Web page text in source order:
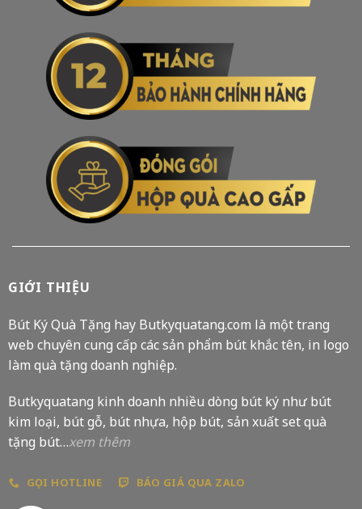
GIỚI THIỆU
Bút Ký Quà Tặng hay Butkyquatang.com là một trang
web chuyên cung cấp các sản phẩm bút khắc tên, in logo
làm quà tặng doanh nghiệp.
Butkyquatang kinh doanh nhiều dòng bút ký như bút
kim loại, bút gỗ, bút nhựa, hộp bút, sản xuất set quà
tặng bút…xem thêm
GỌI HOTLINE BÁO GIÁ QUA ZALO